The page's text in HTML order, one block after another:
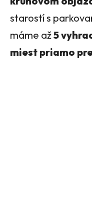
starostí s
máme až5
miest priamo